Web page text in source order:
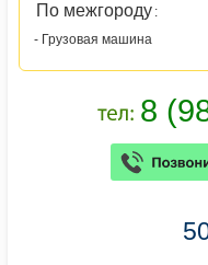
По межгороду :
- Грузовая машина